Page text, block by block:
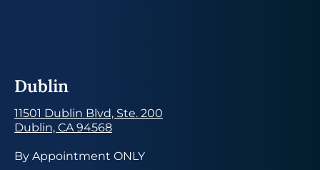
Dublin
11501 Dublin Blvd, Ste. 200
Dublin, CA 94568
By Appointment ONLY